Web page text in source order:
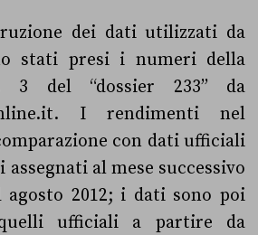
dei dati utilizzati da
stati presi i numeri della
3 del “dossier 233” da
I rendimenti nel
con dati ufficiali
assegnati al mese successivo
agosto 2012; i dati sono poi
ufficiali a partire da